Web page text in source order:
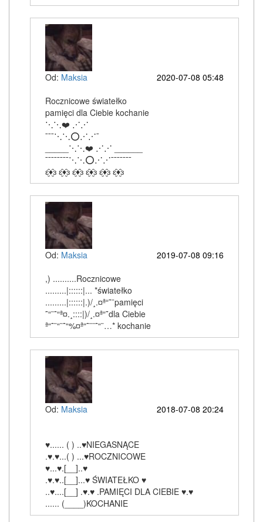
Od: Maksia
2020-07-08 05:48
Rocznicowe światełko
pamięci dla Ciebie kochanie
⋱⋱❤️ ⋰⋰
¯¯¯⋱⋱⭕⋰⋰¯
_____⋱⋱❤️ ⋰⋰ ______
¯¯¯¯¯¯¯¯⋱⋱⭕⋰⋰¯¯¯¯¯¯¯
ԑ̮̑♦̮̑ɜ ԑ̮̑♦̮̑ɜ ԑ̮̑♦̮̑ɜ ԑ̮̑♦̮̑ɜ ԑ̮̑♦̮̑ɜ ԑ̮̑♦̮̑ɜ
Od: Maksia
2019-07-08 09:16
,) ..........Rocznicowe
.........|::::::|... *światełko
.........|::::::|.)/¸.¤ª“˜¨pamięci
˜“¨˜“ª¤.¸::::|)/¸.¤ª“˜dla Ciebie
ª“˜¨“¨˜“%¤ª“˜¨¨˜“¨…* kochanie
Od: Maksia 2018-07-08 20:24
♥...... ( ) ..♥NIEGASNĄCE
.♥.♥...( ) ...♥ROCZNICOWE
♥...♥.[__]..♥
.♥.♥..[__]...♥ ŚWIATEŁKO ♥
..♥....[__] .♥.♥ .PAMIĘCI DLA CIEBIE ♥.♥
...... (____)KOCHANIE